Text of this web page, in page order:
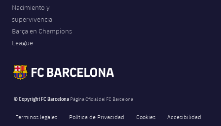
Nacimiento y
supervivencia
Barça en Champions
League
© Copyright FC Barcelona Página Oficial del FC Barcelona
Términos legales Política de Privacidad Cookies Accesibilidad